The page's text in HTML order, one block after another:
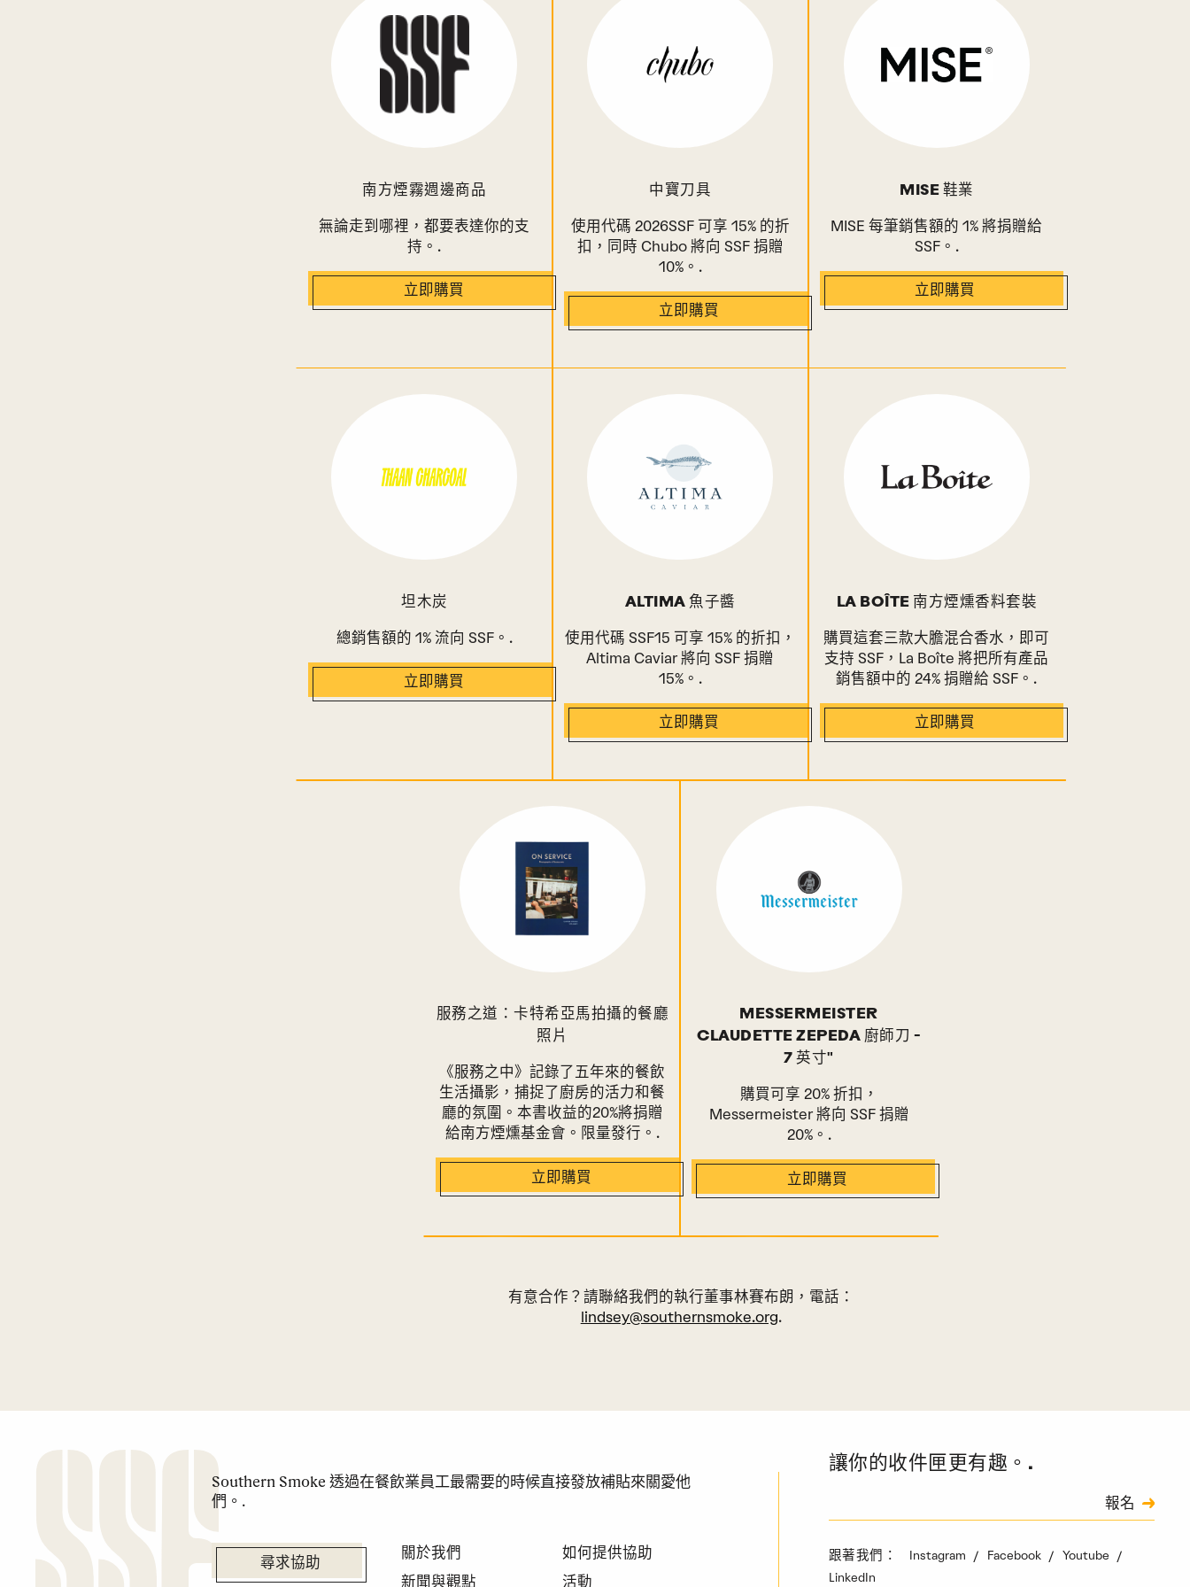
南方煙霧週邊商品
無論走到哪裡，都要表達你的支
持。.
立即購買
中寶刀具
使用代碼 2026SSF 可享 15% 的折
扣，同時 Chubo 將向 SSF 捐贈
10%。.
立即購買
MISE 鞋業
MISE 每筆銷售額的 1% 將捐贈給
SSF。.
立即購買
坦木炭
總銷售額的 1% 流向 SSF。.
立即購買
ALTIMA 魚子醬
使用代碼 SSF15 可享 15% 的折扣，
Altima Caviar 將向 SSF 捐贈
15%。.
立即購買
LA BOÎTE 南方煙燻香料套裝
購買這套三款大膽混合香水，即可
支持 SSF，La Boîte 將把所有產品
銷售額中的 24% 捐贈給 SSF。.
立即購買
服務之道：卡特希亞馬拍攝的餐廳
照片
《服務之中》記錄了五年來的餐飲
生活攝影，捕捉了廚房的活力和餐
廳的氛圍。本書收益的20%將捐贈
給南方煙燻基金會。限量發行。.
立即購買
MESSERMEISTER
CLAUDETTE ZEPEDA 廚師刀 -
7 英寸"
購買可享 20% 折扣，
Messermeister 將向 SSF 捐贈
20%。.
立即購買
有意合作？請聯絡我們的執行董事林賽布朗，電話：
lindsey@southernsmoke.org.
Southern Smoke 透過在餐飲業員工最需要的時候直接發放補貼來關愛他
們。.
尋求協助
關於我們
新聞與觀點
如何提供協助
活動
讓你的收件匣更有趣。.
驗證碼
報名
跟著我們： Instagram Facebook
Youtube
LinkedIn